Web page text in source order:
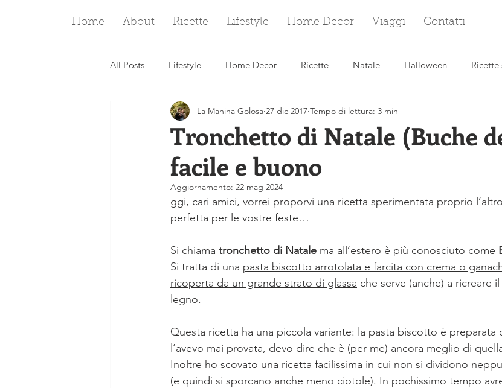
Home About Ricette Lifestyle Home Decor Viaggi Contatti
All Posts Lifestyle Home Decor Ricette Natale Halloween Ricette
Biscotti Frolle e crostate Dolci alla frutta
San Valentino Carnevale Marmellate
Tronchetto di Natale (Buche
facile e buono
La Manina Golosa 27 dic 2017 Tempo di lettura: 3 min
Aggiornamento: 22 mag 2024
ggi, cari amici, vorrei proporvi una ricetta sperimentata proprio
perfetta per le vostre feste…
Si chiama tronchetto di Natale ma all’estero è più conosciuto come
Si tratta di una pasta biscotto arrotolata e farcita con crema o
ricoperta da un grande strato di glassa che serve (anche) a ricreare
legno.
Questa ricetta ha una piccola variante: la pasta biscotto è preparata
l’avevo mai provata, devo dire che è (per me) ancora meglio di
Inoltre ho scovato una ricetta facilissima in cui non si dividono
(e quindi si sporcano anche meno ciotole). In pochissimo tempo